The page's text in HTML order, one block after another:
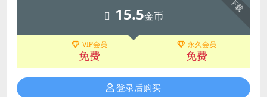
下载
15.5金币
VIP会员
免费
永久会员
免费
登录后购买